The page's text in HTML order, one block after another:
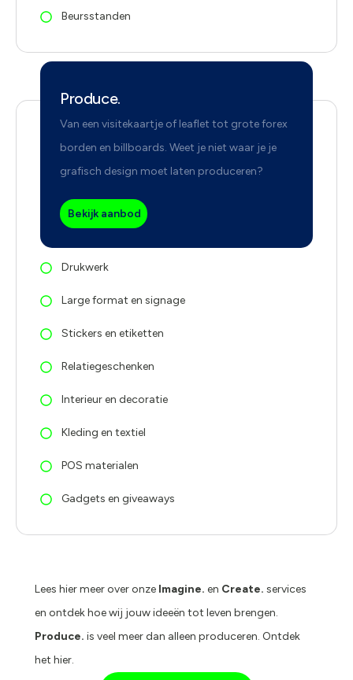
Beursstanden
Produce.
Van een visitekaartje of leaflet tot grote forex
borden en billboards. Weet je niet waar je je
grafisch design moet laten produceren?
Bekijk aanbod
Drukwerk
Large format en signage
Stickers en etiketten
Relatiegeschenken
Interieur en decoratie
Kleding en textiel
POS materialen
Gadgets en giveaways
Lees hier meer over onze Imagine. en Create. services
en ontdek hoe wij jouw ideeën tot leven brengen.
Produce. is veel meer dan alleen produceren. Ontdek
het hier.